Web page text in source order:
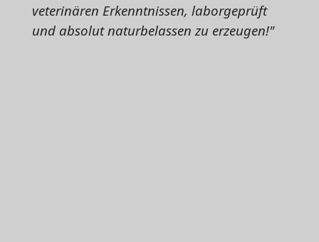
veterinären Erkenntnissen, laborgeprüft
und absolut naturbelassen zu erzeugen!"